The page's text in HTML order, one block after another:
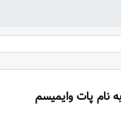
نام پات وایمیسم